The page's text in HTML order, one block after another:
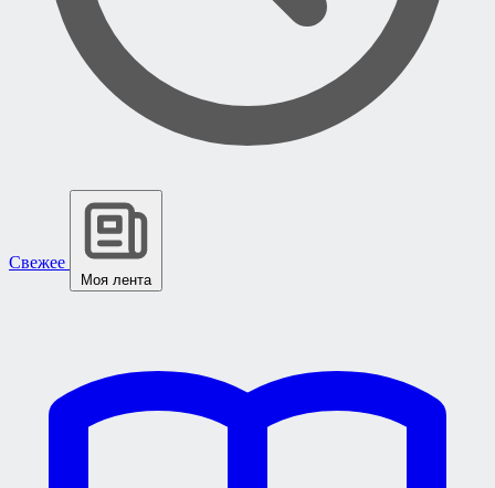
Свежее
Моя лента